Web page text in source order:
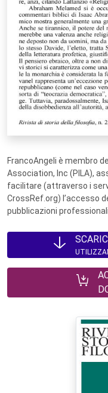
FrancoAngeli è membro
Association, Inc (PILA),
facilitare (attraverso i
CrossRef.org) l’accesso
pubblicazioni